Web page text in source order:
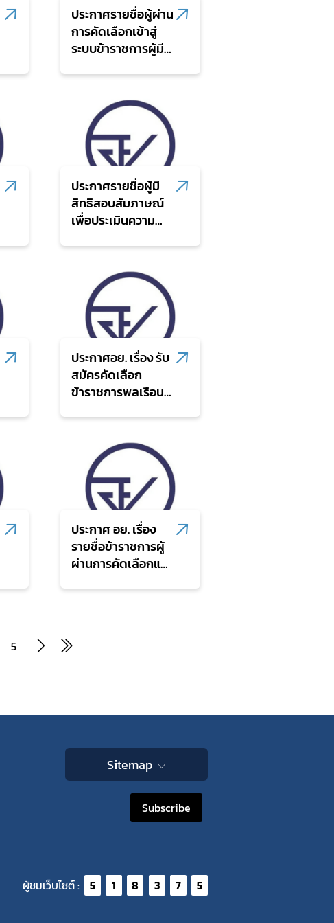
ประกาศรายชื่อผู้ผ่าน
การคัดเลือกเข้าสู่
ระบบข้าราชการผู้มี
ปีงบประมาณ พ.ศ.
2569
ประกาศรายชื่อผู้มี
สิทธิสอบสัมภาษณ์
เพื่อประเมินความ
ข้าราชการผู้มีผล
สัมฤทธิ์สูง รุ่นที่ 22
ประจำปีงบประมาณ
พ.ศ. 2570
ประกาศอย. เรื่อง รับ
สมัครคัดเลือก
ข้าราชการพลเรือน
ตำแหน่งประเภท
วิชาการ ระดับ
ชำนาญการพิเศษ
ประกาศ อย. เรื่อง
รายชื่อข้าราชการผู้
ผ่านการคัดเลือกและ
5
Sitemap
Subscribe
ผู้ชมเว็บไซต์ : 5 1 8 3 7 5